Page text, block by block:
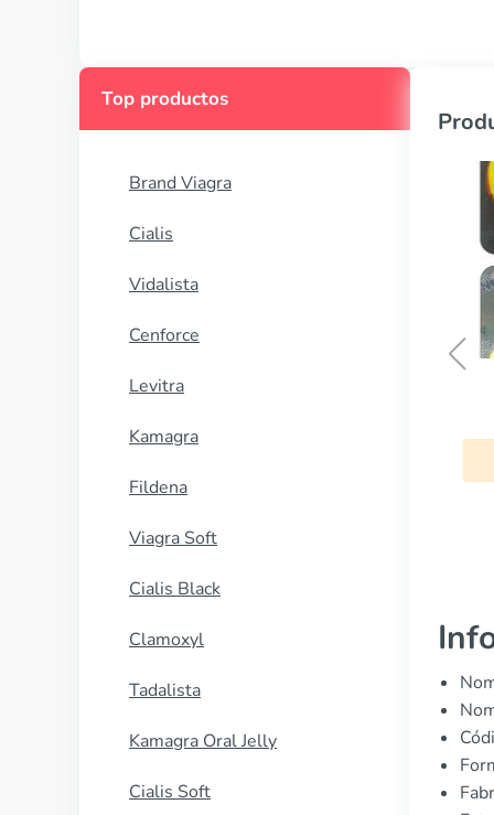
Top productos
Brand Viagra
Cialis
Vidalista
Cenforce
Levitra
Kamagra
Fildena
Viagra Soft
Cialis Black
Clamoxyl
Tadalista
Kamagra Oral Jelly
Cialis Soft